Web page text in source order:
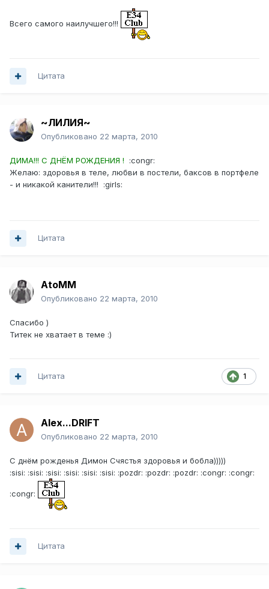
Всего самого наилучшего!!!
Цитата
~ЛИЛИЯ~
Опубликовано 22 марта, 2010
ДИМА!!! С ДНЁМ РОЖДЕНИЯ ! :congr:
Желаю: здоровья в теле, любви в постели, баксов в портфеле
- и никакой канители!!! :girls:
Цитата
AtoMM
Опубликовано 22 марта, 2010
Спасибо )
Титек не хватает в теме :)
1
Цитата
Alex...DRIFT
Опубликовано 22 марта, 2010
С днём рожденья Димон Счястья здоровья и бобла)))))
:sisi: :sisi: :sisi: :sisi: :sisi: :sisi: :pozdr: :pozdr: :pozdr: :congr: :congr:
:congr:
Цитата